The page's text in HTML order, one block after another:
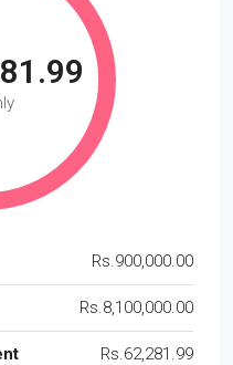
Rs.900,000.00
Rs.8,100,000.00
Rs.62,281.99